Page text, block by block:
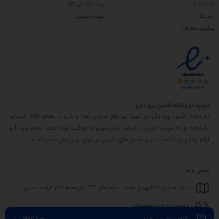
ارتباط با ما
شورتکد
پیگیری سفارش
رویه بازگردانی کالا
حریم خصوصی
درباره داروخانه آنلاین پرو دارو
داروخانه آنلاین پرو دارو در تبریز زیر نظر سازمان غذا و دارو با هدف ارائه خدمات
داروخانه ای به صورت آنلاین در سراسر ایران شروع به فعالیت کرده است. هدف پرو دارو
ارائه بهترین و با کیفیت ترین مکمل های دارویی در سریع ترین زمان ممکن است.
تماس با ما
تبریز، خیابان 17 شهریور جدید، ساختمان 44، داروخانه دکتر فرشید عبادی
09333451338